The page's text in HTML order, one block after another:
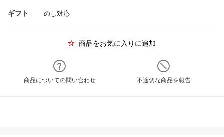
ギフト のし対応
商品をお気に入りに追加
商品についての問い合わせ 不適切な商品を報告